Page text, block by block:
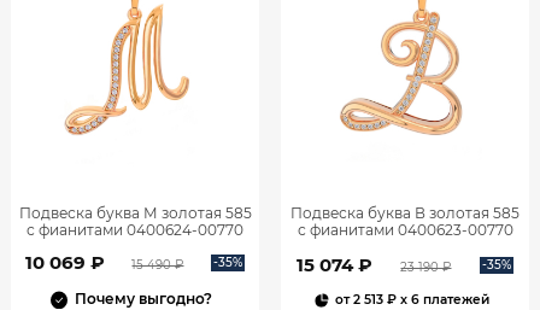
Подвеска буква М золотая 585
с фианитами 0400624-00770
10 069 ₽ 15 490 ₽ -35%
Почему выгодно?
Подвеска буква В золотая 585
с фианитами 0400623-00770
15 074 ₽ 23 190 ₽ -35%
от2 513 ₽ x 6 платежей